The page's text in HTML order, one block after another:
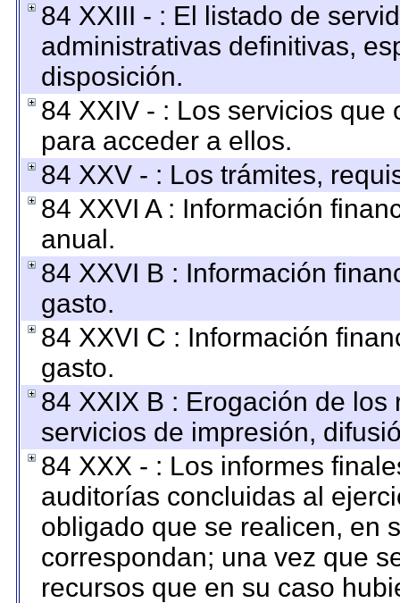
84 XXIII - : El listado de
administrativas definitivas,
disposición.
84 XXIV - : Los servicios
para acceder a ellos.
84 XXV - : Los trámites,
84 XXVI A : Información
anual.
84 XXVI B : Información
gasto.
84 XXVI C : Información
gasto.
84 XXIX B : Erogación de
servicios de impresión,
84 XXX - : Los informes
auditorías concluidas al
obligado que se realicen, en
correspondan; una vez que
recursos que en su caso